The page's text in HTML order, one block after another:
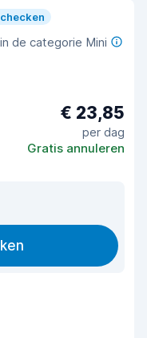
de categorie Mini
€ 23,85
per dag
Gratis annuleren